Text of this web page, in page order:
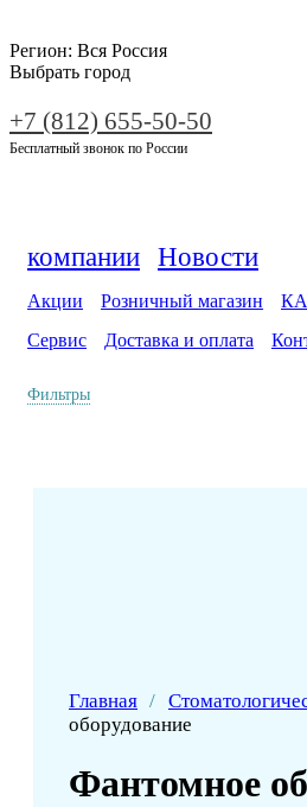
Регион: Вся Россия
Выбрать город
+7 (812) 655-50-50
Бесплатный звонок по России
компании Новости
Акции Розничный магазин
Сервис
Доставка и оплата
Фильтры
Главная /
оборудование
Фантомное